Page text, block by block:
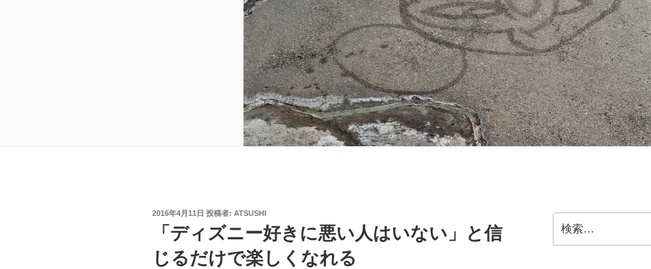
投
2016年4月11日 投稿者: ATSUSHI
「ディズニー好きに悪い人はいない」と信
じるだけで楽しくなれる
索: